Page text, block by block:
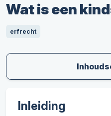
Wat is een
erfrecht
Inleiding